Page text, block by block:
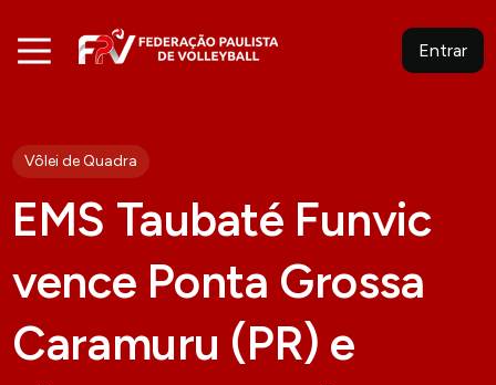
Entrar
Vôlei de Quadra
EMS Taubaté Funvic
vence Ponta Grossa
Caramuru (PR) e